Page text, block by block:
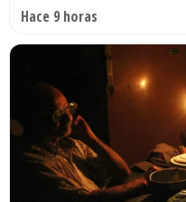
Hace 9 horas